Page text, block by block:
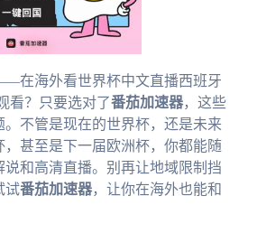
在海外看世界杯中文直播西班牙
看？只要选对了番茄加速器，这些
不管是现在的世界杯，还是未来
，甚至是下一届欧洲杯，你都能随
说和高清直播。别再让地域限制挡
试番茄加速器，让你在海外也能和